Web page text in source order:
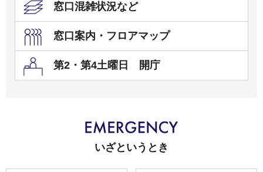
窓口混雑状況など
窓口案内・フロアマップ
第2・第4土曜日 開庁
いざというとき